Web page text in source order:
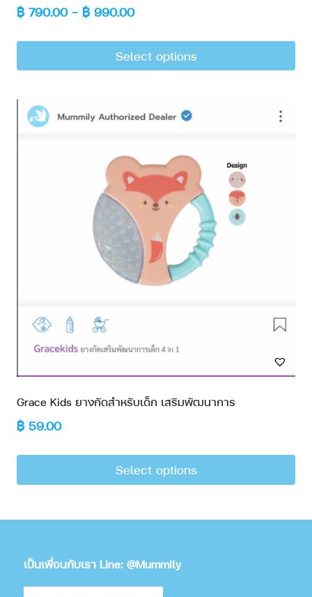
฿ 790.00 – ฿ 990.00
Select options
Grace Kids ยางกัดสำหรับเด็ก เสริมพัฒนาการ
฿ 59.00
Select options
เป็นเพื่อนกับเรา Line: @Mummily